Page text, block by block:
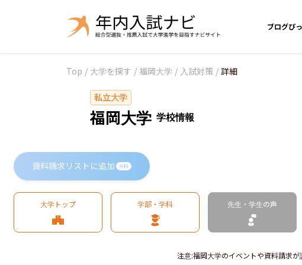
ブログぴ
Top / 大学を探す / 福岡大学 / 入試対策 / 詳細
私立大学
福岡大学 学校情報
資料請求リストに追加 無料
大学トップ 学部・学科 先生・学生の声
注意:福岡大学のイベントや資料請求